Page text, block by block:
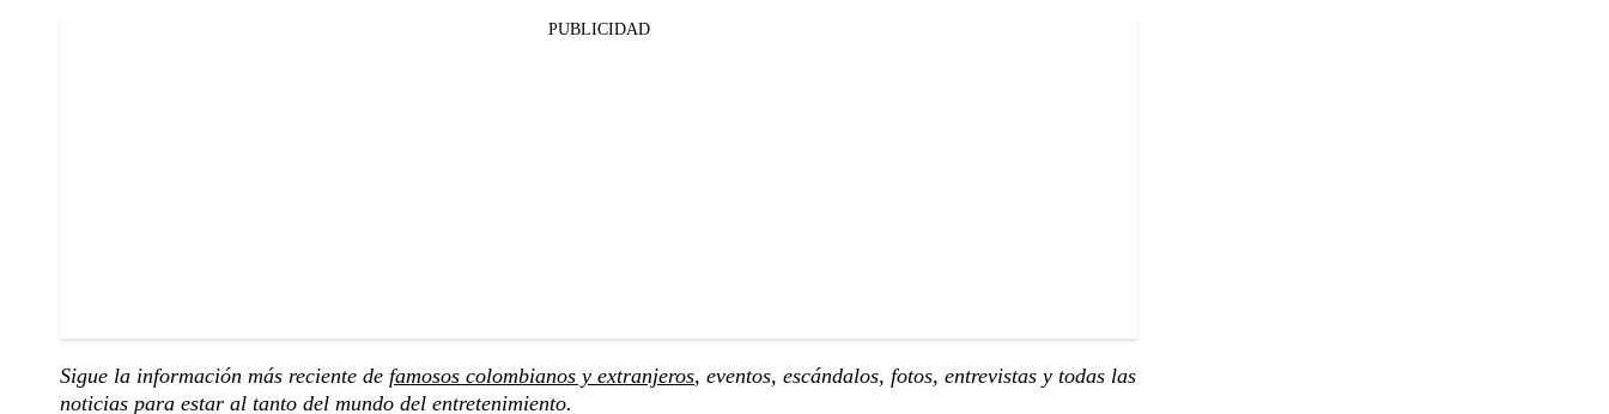
PUBLICIDAD
Sigue la información más reciente de famosos colombianos y extranjeros, eventos, escándalos, fotos, entrevistas y todas las
noticias para estar al tanto del mundo del entretenimiento.